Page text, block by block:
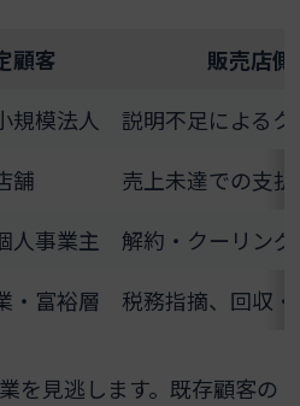
顧客
販売店
規模法人
説明不足による
舗
売上未達での支
人事業主
解約・クーリン
・富裕層 税務指摘、回収
を見逃します。既存顧客の